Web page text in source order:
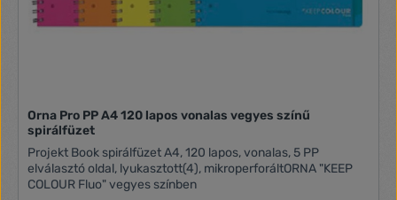
Orna Pro PP A4 120 lapos vonalas vegyes színű
spirálfüzet
Projekt Book spirálfüzet A4, 120 lapos, vonalas, 5 PP
elválasztó oldal, lyukasztott(4), mikroperforáltORNA "KEEP
COLOUR Fluo" vegyes színben